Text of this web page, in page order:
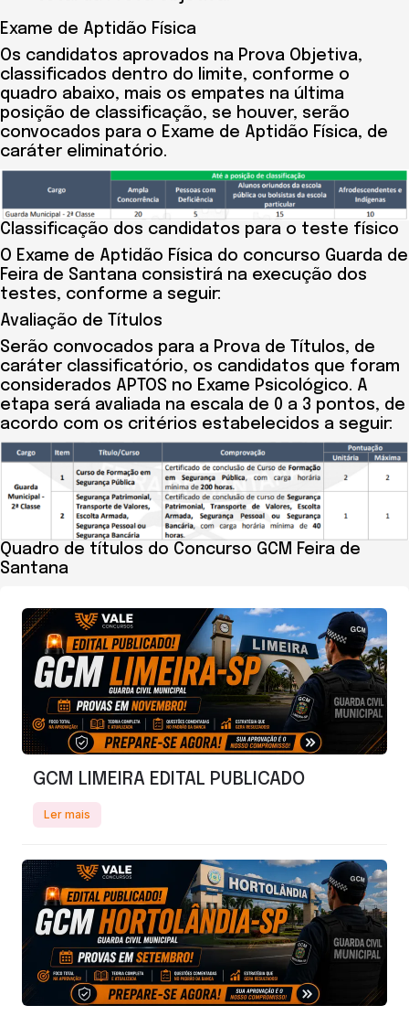
Exame de Aptidão Física
Os candidatos aprovados na Prova Objetiva,
classificados dentro do limite, conforme o
quadro abaixo, mais os empates na última
posição de classificação, se houver, serão
convocados para o Exame de Aptidão Física, de
caráter eliminatório.
Classificação dos candidatos para o teste físico
O Exame de Aptidão Física do concurso Guarda de
Feira de Santana consistirá na execução dos
testes, conforme a seguir:
Avaliação de Títulos
Serão convocados para a Prova de Títulos, de
caráter classificatório, os candidatos que foram
considerados APTOS no Exame Psicológico. A
etapa será avaliada na escala de 0 a 3 pontos, de
acordo com os critérios estabelecidos a seguir:
Quadro de títulos do Concurso GCM Feira de
Santana
GCM LIMEIRA EDITAL PUBLICADO
Ler mais